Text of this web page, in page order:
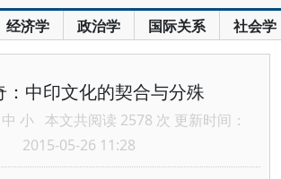
经济学 政治学 国际关系 社会学
：中印文化的契合与分殊
中 小 本文共阅读 2578 次 更新时间：
2015-05-26 11:28